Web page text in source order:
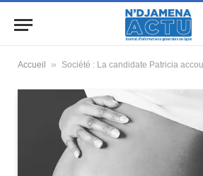
Accueil » Société : La candidate Patricia accouche,